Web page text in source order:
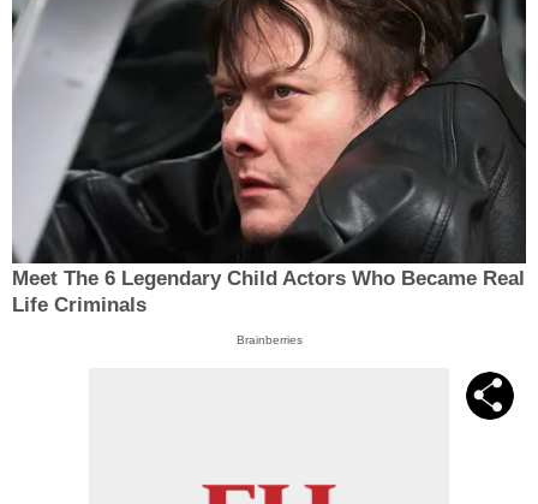
Meet The 6 Legendary Child Actors Who Became Real
Life Criminals
Brainberries